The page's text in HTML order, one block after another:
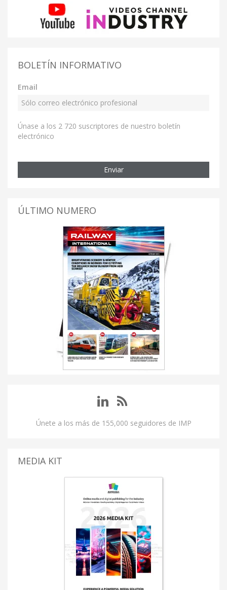
BOLETÍN INFORMATIVO
Email
Únase a los 2 720 suscriptores de nuestro boletín
electrónico
Enviar
ÚLTIMO NUMERO
Únete a los más de 155,000 seguidores de IMP
MEDIA KIT